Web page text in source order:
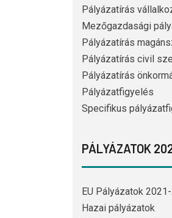
Pályázatírás
Mezőgazdasági
Pályázatírás
Pályázatírás civil
Pályázatírás
Pályázatfigyelés
Specifikus
PÁLYÁZATOK
EU Pályázatok
Hazai pályázatok